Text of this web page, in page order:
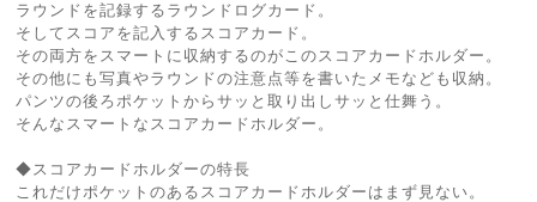
ラウンドを記録するラウンドログカード。
そしてスコアを記入するスコアカード。
その両方をスマートに収納するのがこのスコアカードホルダー。
その他にも写真やラウンドの注意点等を書いたメモなども収納。
パンツの後ろポケットからサッと取り出しサッと仕舞う。
そんなスマートなスコアカードホルダー。
◆スコアカードホルダーの特長
これだけポケットのあるスコアカードホルダーはまず見ない。